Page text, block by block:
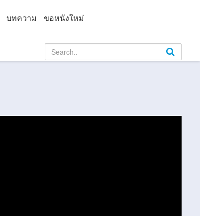
บทความ ขอหนังใหม่